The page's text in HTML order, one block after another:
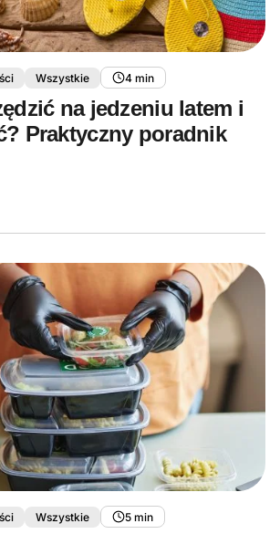
Wszystkie 4 min
na jedzeniu latem i
Praktyczny poradnik
Wszystkie 5 min